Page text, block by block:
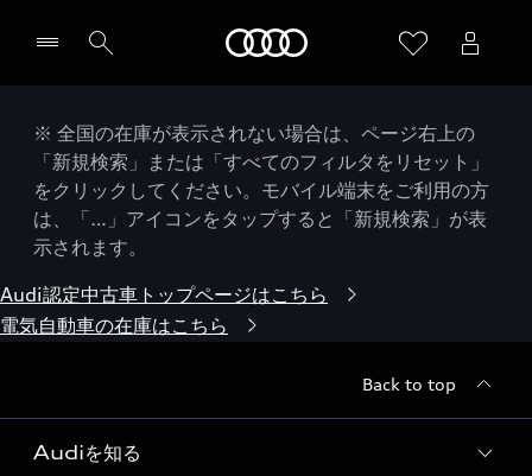
※ 全国の在庫が表示されない場合は、ページ右上の
「新規検索」または「すべてのフィルタをリセット」
をクリックしてください。モバイル端末をご利用の方
は、「…」アイコンをタップすると「新規検索」が表
示されます。
Audi認定中古車トップページはこちら
電気自動車の在庫はこちら
Back to top
Audiを知る